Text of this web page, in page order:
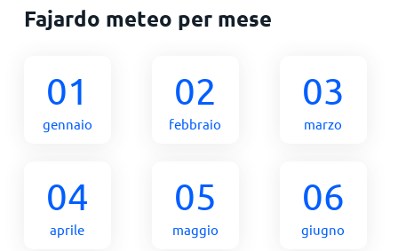
Fajardo meteo per mese
01
gennaio
02
febbraio
03
marzo
04
aprile
05
maggio
06
giugno